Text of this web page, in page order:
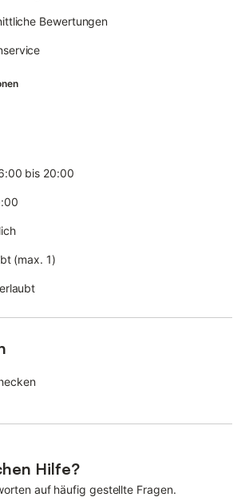
Bewertungen
bis 20:00
(max. 1)
Hilfe?
auf häufig gestellte Fragen.